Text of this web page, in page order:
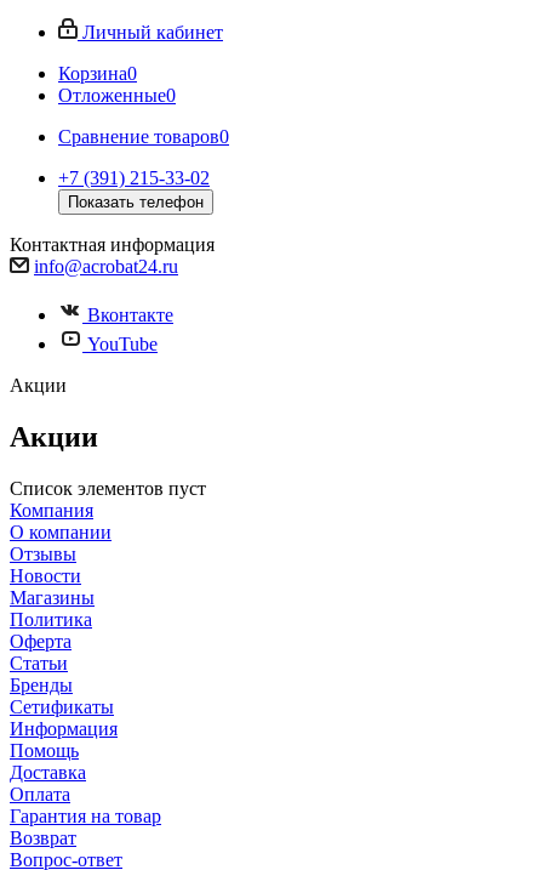
Личный кабинет
Корзина0
Отложенные0
Сравнение товаров0
+7 (391) 215-33-02
Показать телефон
Контактная информация
info@acrobat24.ru
Вконтакте
YouTube
Акции
Акции
Список элементов пуст
Компания
О компании
Отзывы
Новости
Магазины
Политика
Оферта
Статьи
Бренды
Сетификаты
Информация
Помощь
Доставка
Оплата
Гарантия на товар
Возврат
Вопрос-ответ